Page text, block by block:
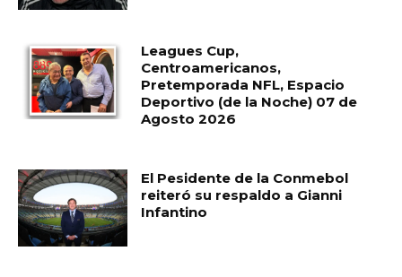
Leagues Cup,
Centroamericanos,
Pretemporada NFL, Espacio
Deportivo (de la Noche) 07 de
Agosto 2026
El Pesidente de la Conmebol
reiteró su respaldo a Gianni
Infantino